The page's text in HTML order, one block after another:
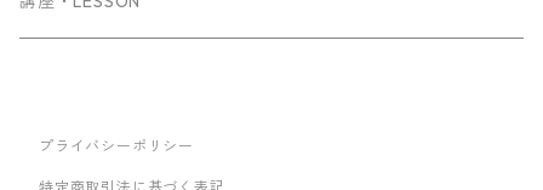
セット・限定
プライバシーポリシー